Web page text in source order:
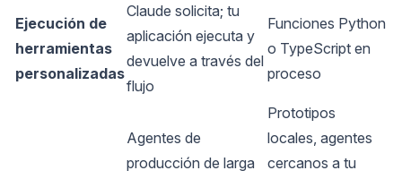
Ejecución de
herramientas
personalizadas
Claude solicita; tu
aplicación ejecuta y
devuelve a través del
flujo
Funciones Python
o TypeScript en
proceso
Agentes de
producción de larga
Prototipos
locales, agentes
cercanos a tu